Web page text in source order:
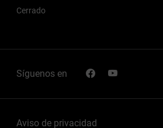
Cerrado
Síguenos en
Aviso de privacidad